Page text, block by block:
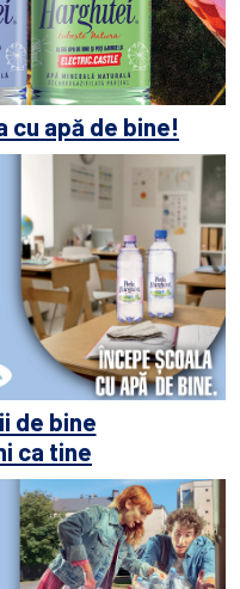
cu apă de bine!
de bine
ca tine